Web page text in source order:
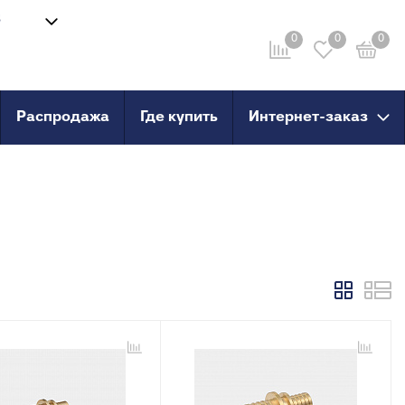
0 0 0
PERT
Распродажа Где купить Интернет-заказ